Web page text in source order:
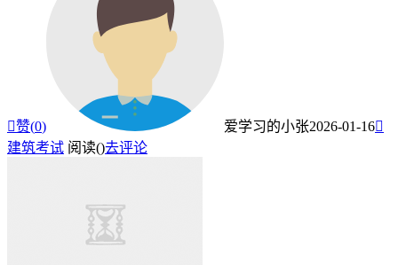
赞(0) 爱学习的小张2026-01-16
建筑考试 阅读()去评论